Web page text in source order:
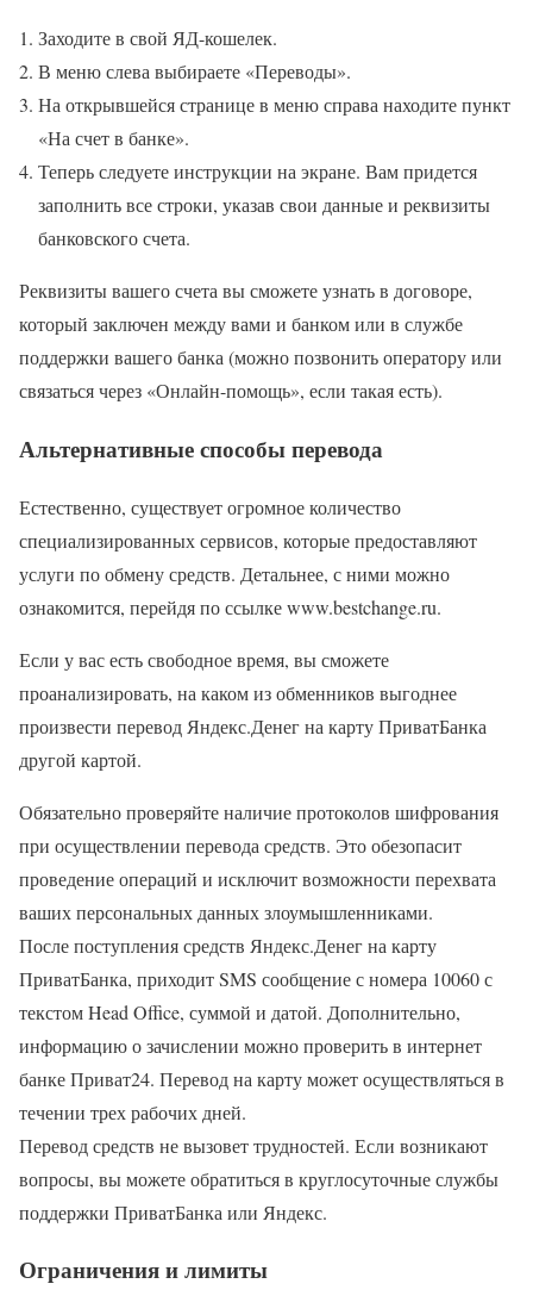
Заходите в свой ЯД-кошелек.
В меню слева выбираете «Переводы».
На открывшейся странице в меню справа находите пункт
«На счет в банке».
Теперь следуете инструкции на экране. Вам придется
заполнить все строки, указав свои данные и реквизиты
банковского счета.
Реквизиты вашего счета вы сможете узнать в договоре,
который заключен между вами и банком или в службе
поддержки вашего банка (можно позвонить оператору или
связаться через «Онлайн-помощь», если такая есть).
Альтернативные способы перевода
Естественно, существует огромное количество
специализированных сервисов, которые предоставляют
услуги по обмену средств. Детальнее, с ними можно
ознакомится, перейдя по ссылке www.bestchange.ru.
Если у вас есть свободное время, вы сможете
проанализировать, на каком из обменников выгоднее
произвести перевод Яндекс.Денег на карту ПриватБанка
другой картой.
Обязательно проверяйте наличие протоколов шифрования
при осуществлении перевода средств. Это обезопасит
проведение операций и исключит возможности перехвата
ваших персональных данных злоумышленниками.
После поступления средств Яндекс.Денег на карту
ПриватБанка, приходит SMS сообщение с номера 10060 с
текстом Head Office, суммой и датой. Дополнительно,
информацию о зачислении можно проверить в интернет
банке Приват24. Перевод на карту может осуществляться в
течении трех рабочих дней.
Перевод средств не вызовет трудностей. Если возникают
вопросы, вы можете обратиться в круглосуточные службы
поддержки ПриватБанка или Яндекс.
Ограничения и лимиты